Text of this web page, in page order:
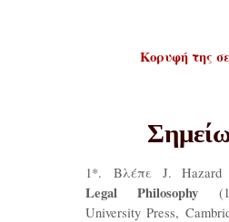
Κορυφή της
1*. Βλέπε J. Hazard
Legal Philosophy
University Press,